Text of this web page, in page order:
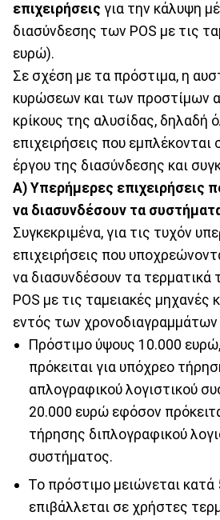
επιχειρήσεις για την κάλυψη
διασύνδεσης των POS με τις
ευρώ).
Σε σχέση με τα πρόστιμα, η
κυρώσεων και των προστίμων
κρίκους της αλυσίδας, δηλαδή
επιχειρήσεις που
έργου της διασύνδεσης και
Α) Υπερήμερες επιχειρήσεις
να διασυνδέσουν τα
Συγκεκριμένα, για τις τυχόν
επιχειρήσεις που
να διασυνδέσουν τα τερματικά
POS με τις ταμειακές μηχανές
εντός των χρονοδιαγραμμάτων
Πρόστιμο ύψους 10.000
πρόκειται για υπόχρεο
απλογραφικού λογιστικού
20.000 ευρώ εφόσον
τήρησης διπλογραφικού
συστήματος.
Το πρόστιμο μειώνεται κατά
επιβάλλεται σε χρήστες